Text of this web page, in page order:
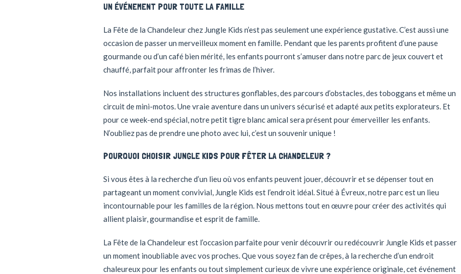
UN ÉVÉNEMENT POUR TOUTE LA FAMILLE
La Fête de la Chandeleur chez Jungle Kids n’est pas seulement une expérience gustative. C’est aussi une
occasion de passer un merveilleux moment en famille. Pendant que les parents profitent d’une pause
gourmande ou d’un café bien mérité, les enfants pourront s’amuser dans notre parc de jeux couvert et
chauffé, parfait pour affronter les frimas de l’hiver.
Nos installations incluent des structures gonflables, des parcours d’obstacles, des toboggans et même un
circuit de mini-motos. Une vraie aventure dans un univers sécurisé et adapté aux petits explorateurs. Et
pour ce week-end spécial, notre petit tigre blanc amical sera présent pour émerveiller les enfants.
N’oubliez pas de prendre une photo avec lui, c’est un souvenir unique !
POURQUOI CHOISIR JUNGLE KIDS POUR FÊTER LA CHANDELEUR ?
Si vous êtes à la recherche d’un lieu où vos enfants peuvent jouer, découvrir et se dépenser tout en
partageant un moment convivial, Jungle Kids est l’endroit idéal. Situé à Évreux, notre parc est un lieu
incontournable pour les familles de la région. Nous mettons tout en œuvre pour créer des activités qui
allient plaisir, gourmandise et esprit de famille.
La Fête de la Chandeleur est l’occasion parfaite pour venir découvrir ou redécouvrir Jungle Kids et passer
un moment inoubliable avec vos proches. Que vous soyez fan de crêpes, à la recherche d’un endroit
chaleureux pour les enfants ou tout simplement curieux de vivre une expérience originale, cet événement